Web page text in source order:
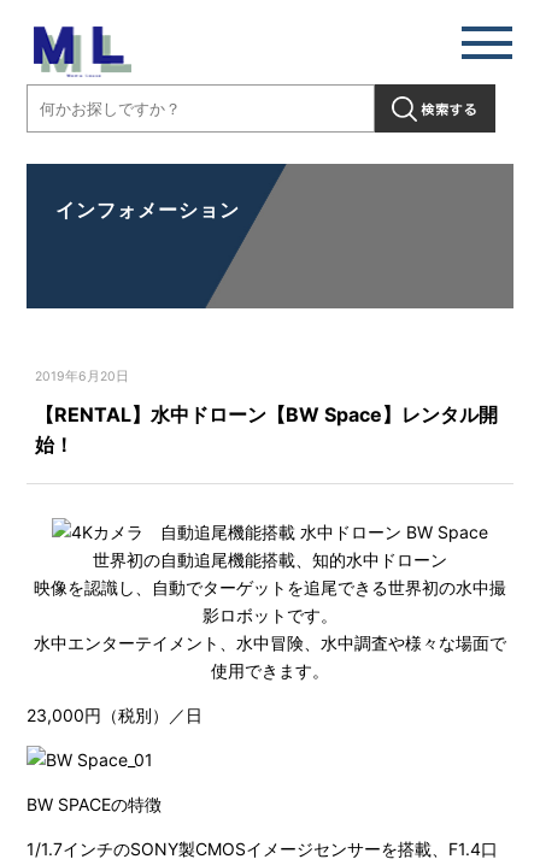
インフォメーション
2019年6月20日
【RENTAL】水中ドローン【BW Space】レンタル開
始！
世界初の自動追尾機能搭載、知的水中ドローン
映像を認識し、自動でターゲットを追尾できる世界初の水中撮
影ロボットです。
水中エンターテイメント、水中冒険、水中調査や様々な場面で
使用できます。
23,000円（税別）／日
BW SPACEの特徴
1/1.7インチのSONY製CMOSイメージセンサーを搭載、F1.4口